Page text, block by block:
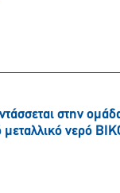
στην
νερό